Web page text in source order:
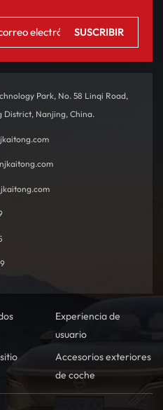
Park, No. 58 Linqi Road,
District, Nanjing, China.
Experiencia de
usuario
Accesorios exteriores
de coche